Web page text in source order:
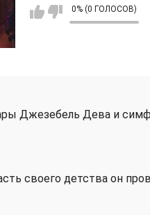
0% (0 ГОЛОСОВ)
Джезебель Дева и
своего детства он